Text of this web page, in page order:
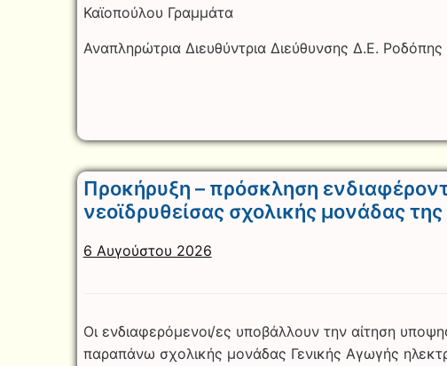
Καϊοπούλου Γραμμάτα
Αναπληρώτρια Διευθύντρια Διεύθυνσης Δ.Ε. Ροδόπης
Προκήρυξη – πρόσκληση
νεοϊδρυθείσας σχολικής μονάδας
6 Αυγούστου 2026
Οι ενδιαφερόμενοι/ες υποβάλλουν την αίτηση
παραπάνω σχολικής μονάδας Γενικής Αγωγής